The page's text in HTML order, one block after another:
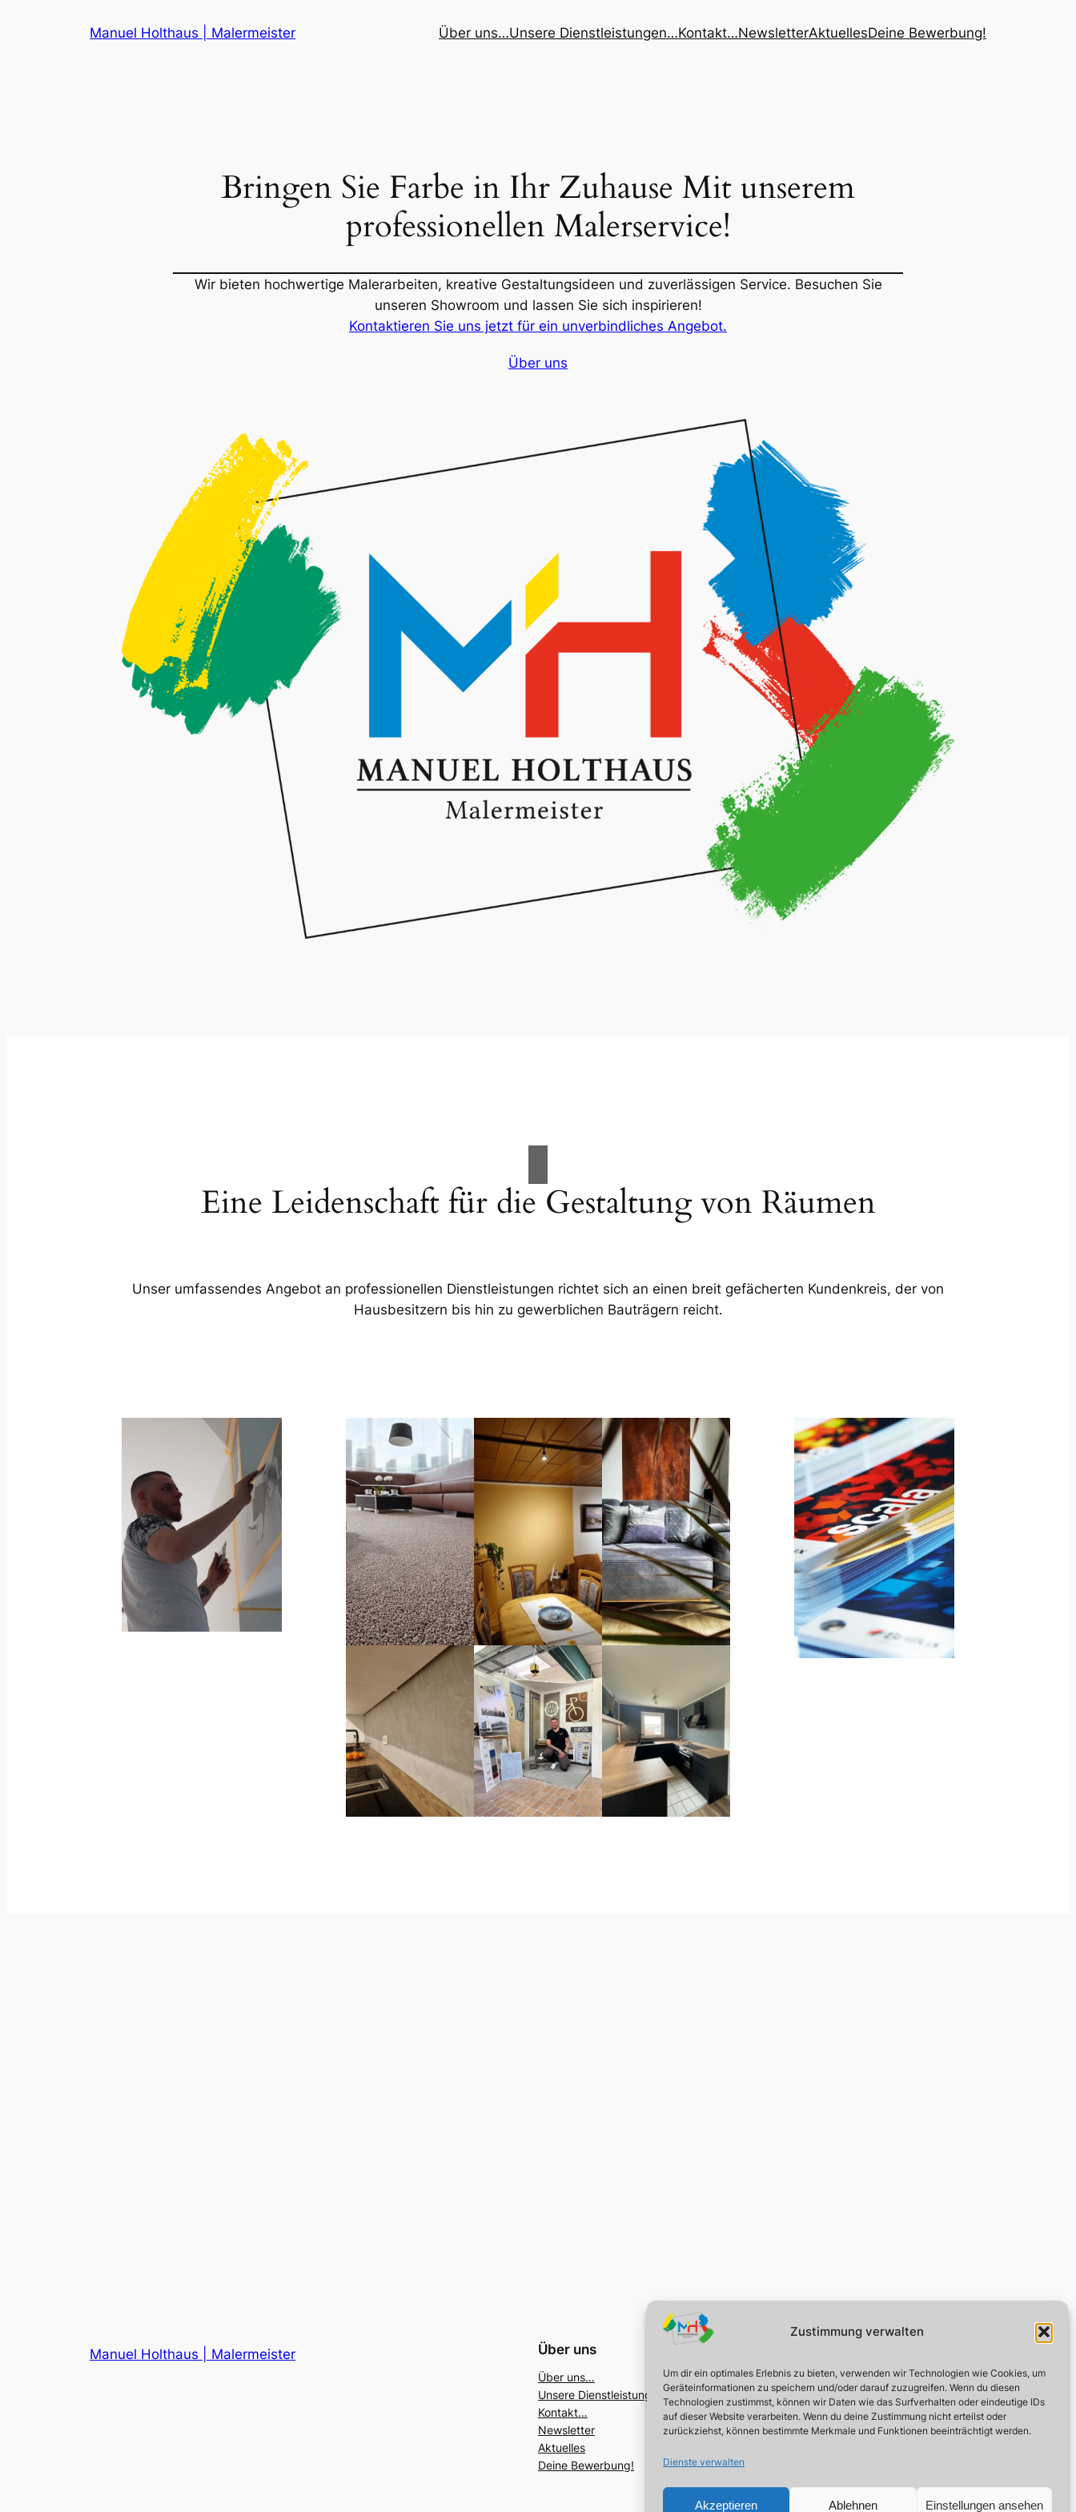
Zustimmung verwalten
Um dir ein optimales Erlebnis zu bieten, verwenden wir Technologien wie Cookies, um
Geräteinformationen zu speichern und/oder darauf zuzugreifen. Wenn du diesen
Technologien zustimmst, können wir Daten wie das Surfverhalten oder eindeutige IDs
auf dieser Website verarbeiten. Wenn du deine Zustimmung nicht erteilst oder
zurückziehst, können bestimmte Merkmale und Funktionen beeinträchtigt werden.
Dienste verwalten
Akzeptieren Ablehnen Einstellungen ansehen
Manuel Holthaus | Malermeister Über uns…Unsere Dienstleistungen…Kontakt…NewsletterAktuellesDeine Bewerbung!
Bringen Sie Farbe in Ihr Zuhause Mit unserem
professionellen Malerservice!
Wir bieten hochwertige Malerarbeiten, kreative Gestaltungsideen und zuverlässigen Service. Besuchen Sie
unseren Showroom und lassen Sie sich inspirieren!
Kontaktieren Sie uns jetzt für ein unverbindliches Angebot.
Über uns
Eine Leidenschaft für die Gestaltung von Räumen
Unser umfassendes Angebot an professionellen Dienstleistungen richtet sich an einen breit gefächerten Kundenkreis, der von
Hausbesitzern bis hin zu gewerblichen Bauträgern reicht.
Manuel Holthaus | Malermeister Über uns
Über uns…
Unsere Dienstleistungen…
Kontakt…
Newsletter
Aktuelles
Deine Bewerbung!
Datenschutz
Impressum
Kontaktformular
Cookie-Richtlinie (EU)
Facebook
Instagram